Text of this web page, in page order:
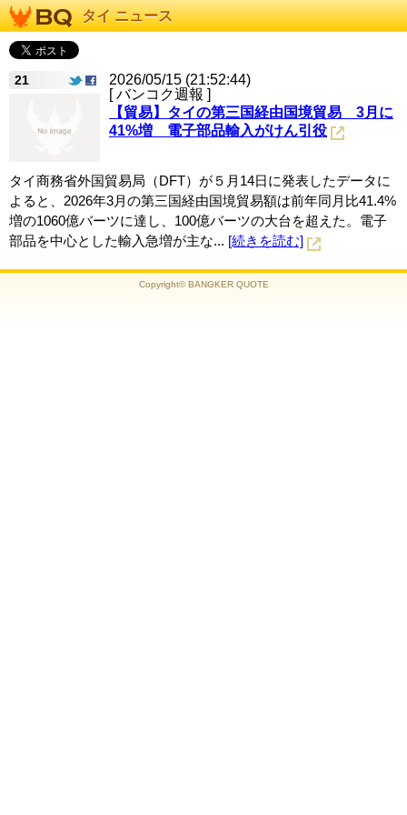
タイ ニュース
21
2026/05/15 (21:52:44)
[ バンコク週報 ]
【貿易】タイの第三国経由国境貿易 3月に
41%増 電子部品輸入がけん引役
タイ商務省外国貿易局（DFT）が５月14日に発表したデータに
よると、2026年3月の第三国経由国境貿易額は前年同月比41.4%
増の1060億バーツに達し、100億バーツの大台を超えた。電子
部品を中心とした輸入急増が主な... [続きを読む]
Copyright© BANGKER QUOTE